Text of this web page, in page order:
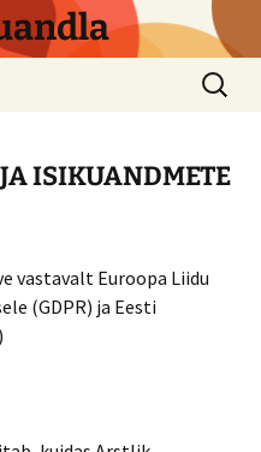
Otsi:
ISIKUANDMETE
vastavalt Euroopa Liidu
(GDPR) ja Eesti